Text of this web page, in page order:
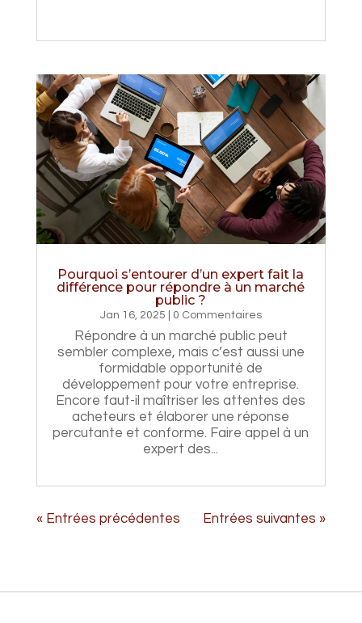
Pourquoi s’entourer d’un expert fait la
différence pour répondre à un marché
public ?
Jan 16, 2025 | 0 Commentaires
Répondre à un marché public peut
sembler complexe, mais c’est aussi une
formidable opportunité de
développement pour votre entreprise.
Encore faut-il maîtriser les attentes des
acheteurs et élaborer une réponse
percutante et conforme. Faire appel à un
expert des...
« Entrées précédentes Entrées suivantes »